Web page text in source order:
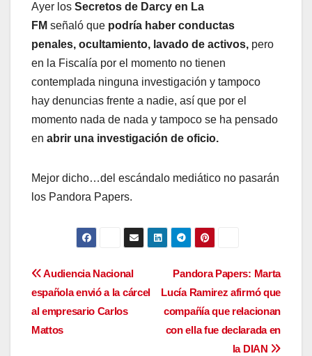
Ayer los Secretos de Darcy en La
FM señaló que podría haber conductas
penales, ocultamiento, lavado de activos, pero
en la Fiscalía por el momento no tienen
contemplada ninguna investigación y tampoco
hay denuncias frente a nadie, así que por el
momento nada de nada y tampoco se ha pensado
en abrir una investigación de oficio.
Mejor dicho…del escándalo mediático no pasarán
los Pandora Papers.
Navegación
de
entradas
Pandora Papers: Marta
Lucía Ramirez afirmó que
compañía que relacionan
con ella fue declarada en
la DIAN
Audiencia Nacional
española envió a la cárcel
al empresario Carlos
Mattos